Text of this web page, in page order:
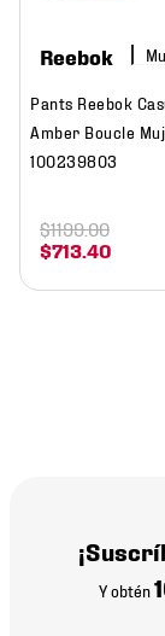
Reebok
Pants Reebok
Amber Boucle
100239803
$713.40
$1199.00
Y obtén